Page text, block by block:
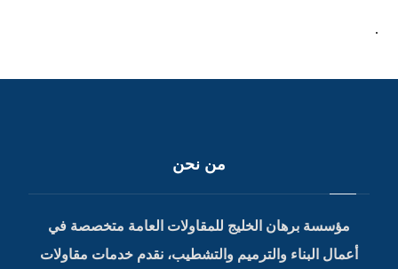
.
من نحن
مؤسسة برهان الخليج للمقاولات العامة متخصصة في
أعمال البناء والترميم والتشطيب، نقدم خدمات مقاولات